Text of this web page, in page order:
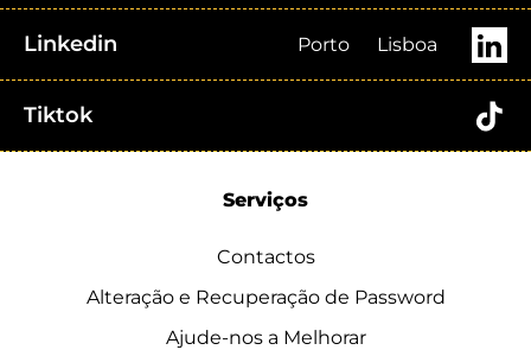
Linkedin Porto Lisboa
Tiktok
Serviços
Contactos
Alteração e Recuperação de Password
Ajude-nos a Melhorar